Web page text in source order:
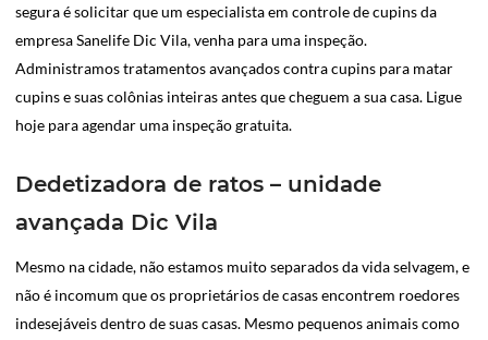
segura é solicitar que um especialista em controle de cupins da
empresa Sanelife Dic Vila, venha para uma inspeção.
Administramos tratamentos avançados contra cupins para matar
cupins e suas colônias inteiras antes que cheguem a sua casa. Ligue
hoje para agendar uma inspeção gratuita.
Dedetizadora de ratos – unidade
avançada Dic Vila
Mesmo na cidade, não estamos muito separados da vida selvagem, e
não é incomum que os proprietários de casas encontrem roedores
indesejáveis dentro de suas casas. Mesmo pequenos animais como